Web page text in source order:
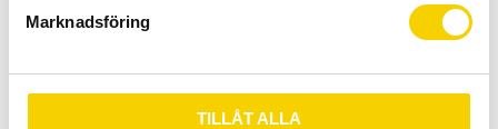
Marknadsföring
TILLÅT ALLA